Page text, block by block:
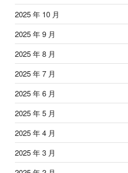
2025 年 10 月
2025 年 9 月
2025 年 8 月
2025 年 7 月
2025 年 6 月
2025 年 5 月
2025 年 4 月
2025 年 3 月